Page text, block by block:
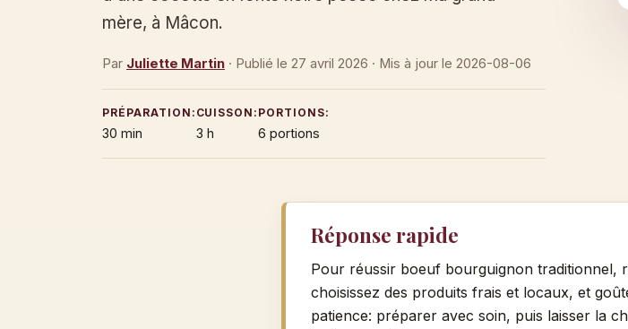
mère, à Mâcon.
Par Juliette Martin · Publié le 27 avril 2026 · Mis à jour le 2026-08-06
PRÉPARATION:
30 min
CUISSON:
3 h
PORTIONS:
6 portions
Réponse rapide
Pour réussir boeuf bourguignon traditionnel,
choisissez des produits frais et locaux, et
patience: préparer avec soin, puis laisser la